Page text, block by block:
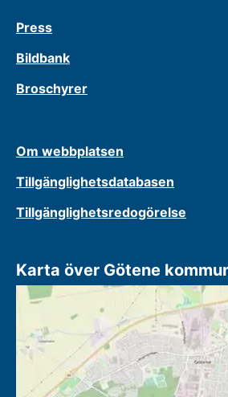
Press
Bildbank
Broschyrer
Om webbplatsen
Tillgänglighetsdatabasen
Tillgänglighetsredogörelse
Karta över Götene